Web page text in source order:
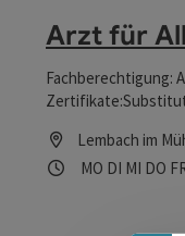
Arzt für
Fachberechtigung:
Wundbehandlung
Lembach im
MO Montag
DI MI DO